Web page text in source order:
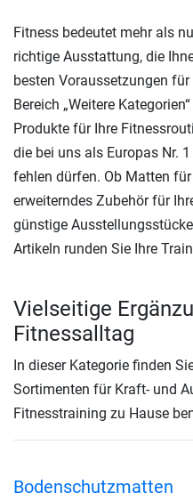
Fitness bedeutet mehr als
richtige Ausstattung, die
besten Voraussetzungen
Bereich „Weitere
Produkte für Ihre
die bei uns als Europas Nr.
fehlen dürfen. Ob Matten
erweiterndes Zubehör für
günstige
Artikeln runden Sie Ihre
Vielseitige
Fitnessalltag
In dieser Kategorie finden
Sortimenten für Kraft- und
Fitnesstraining zu Hause
Bodenschutzmatten